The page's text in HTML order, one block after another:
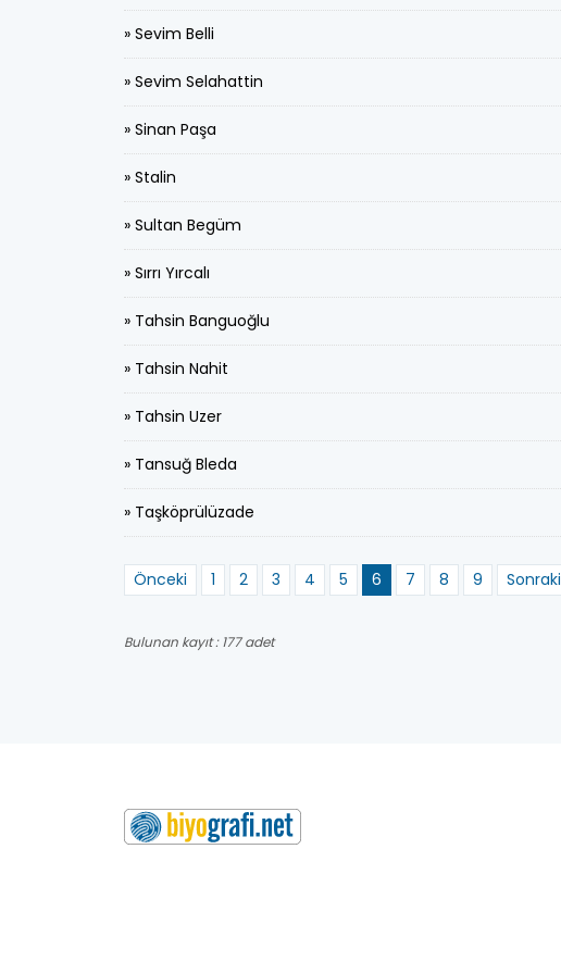
» Sevim Belli
» Sevim Selahattin
» Sinan Paşa
» Stalin
» Sultan Begüm
» Sırrı Yırcalı
» Tahsin Banguoğlu
» Tahsin Nahit
» Tahsin Uzer
» Tansuğ Bleda
» Taşköprülüzade
Önceki 1 2 3 4 5 6 7 8 9 Sonraki
Bulunan kayıt : 177 adet